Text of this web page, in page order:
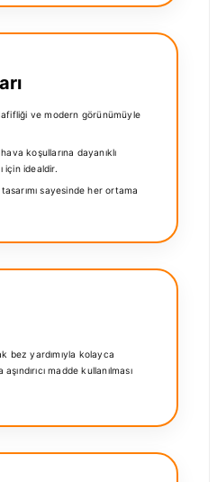
ve modern görünümüyle
koşullarına dayanıklı
için idealdir.
sayesinde her ortama
bez yardımıyla kolayca
madde kullanılması